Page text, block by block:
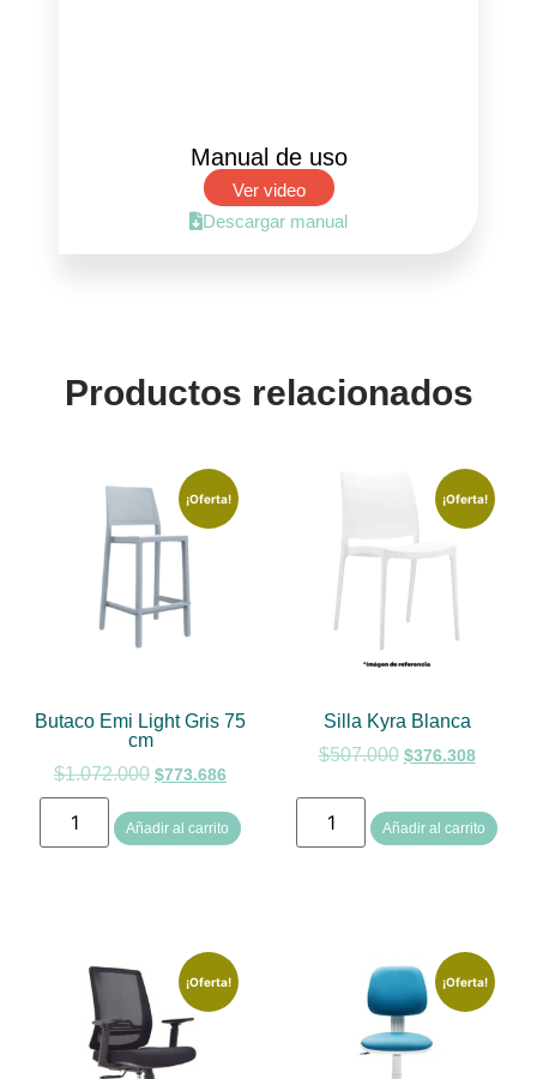
Manual de uso
Ver video
Descargar manual
Productos relacionados
¡Oferta!
Butaco Emi Light Gris 75
cm
$1.072.000 $773.686
Añadir al carrito
¡Oferta!
Silla Kyra Blanca
$507.000 $376.308
Añadir al carrito
¡Oferta! ¡Oferta!